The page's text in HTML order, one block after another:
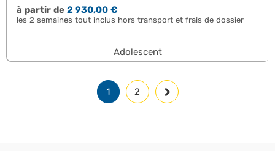
à partir de2 930,00 €
les 2 semaines tout inclus hors transport et frais de dossier
Adolescent
1 2